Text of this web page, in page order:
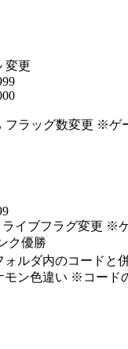
変更
フラッグ数変更 ※ゲ
ライブフラグ変更 ※
ク優勝
ルダ内のコードと
モン色違い ※コード